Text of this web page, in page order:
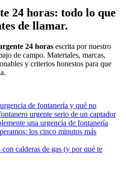
24 horas: todo lo que
de llamar.
24 horas escrita por nuestro
de campo. Materiales, marcas,
y criterios honestos para que
de fontanería y qué no
urgente serio de un captador
una urgencia de fontanería
los cinco minutos más
calderas de gas (y por qué te